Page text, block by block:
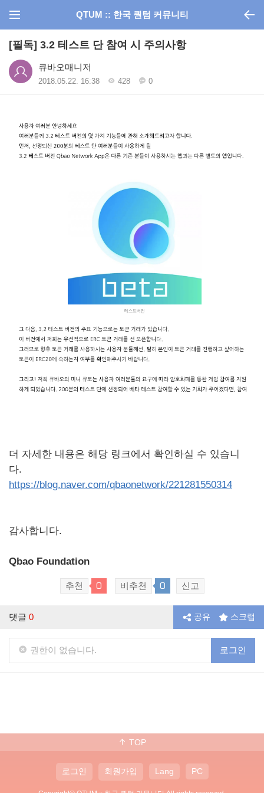
QTUM :: 한국 퀀텀 커뮤니티
[필독] 3.2 테스트 단 참여 시 주의사항
큐바오매니저
2018.05.22. 16:38 428 0
더 자세한 내용은 해당 링크에서 확인하실 수 있습니
다.
https://blog.naver.com/qbaonetwork/221281550314
감사합니다.
Qbao Foundation
추천 0 비추천 0 신고
댓글 0 공유 스크랩
권한이 없습니다. 로그인
TOP
로그인 회원가입 Lang PC